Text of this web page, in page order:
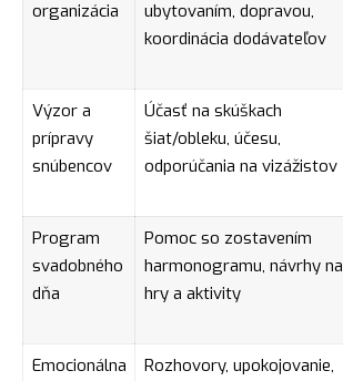
organizácia
ubytovaním, dopravou,
koordinácia dodávateľov
Výzor a
prípravy
snúbencov
Účasť na skúškach
šiat/obleku, účesu,
odporúčania na vizážistov
Program
svadobného
dňa
Pomoc so zostavením
harmonogramu, návrhy na
hry a aktivity
Emocionálna
Rozhovory, upokojovanie,